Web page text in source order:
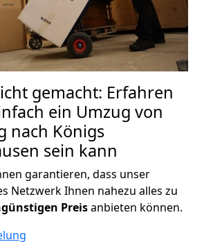
gemacht: Erfahren
ein Umzug von
nach Königs
sein kann
garantieren, dass unser
Netzwerk Ihnen nahezu alles zu
Preisanbieten können.